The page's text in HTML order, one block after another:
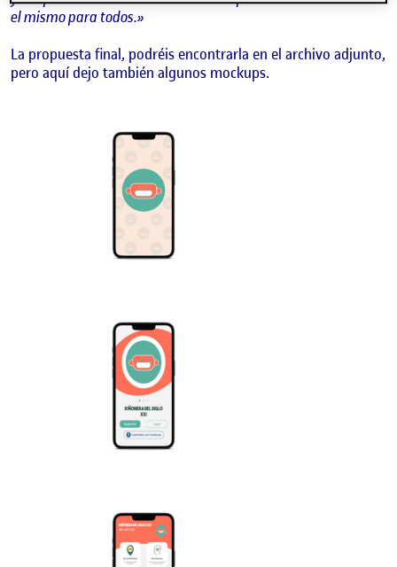
el mismo para todos.»
La propuesta final, podréis encontrarla en el archivo adjunto,
pero aquí dejo también algunos mockups.